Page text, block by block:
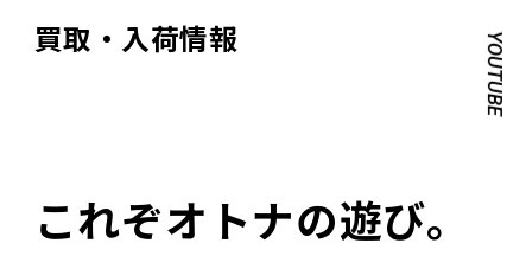
買取・入荷情報 YOUTUBE
これぞオトナの遊び。